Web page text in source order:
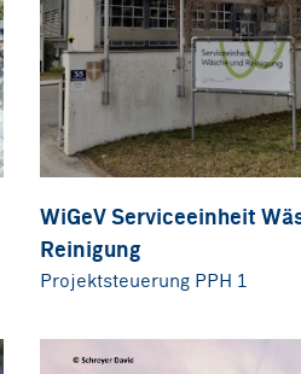
WiGeV Serviceeinheit
Reinigung
Projektsteuerung PPH 1